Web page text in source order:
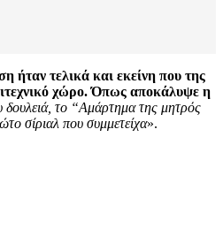
ήταν τελικά και εκείνη που της
χώρο. Όπως αποκάλυψε η
το “Αμάρτημα της μητρός
σίριαλ που συμμετείχα».